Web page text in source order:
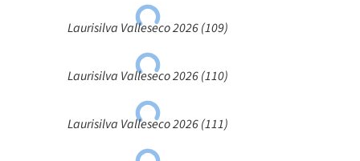
Laurisilva Valleseco 2026 (109)
Laurisilva Valleseco 2026 (110)
Laurisilva Valleseco 2026 (111)